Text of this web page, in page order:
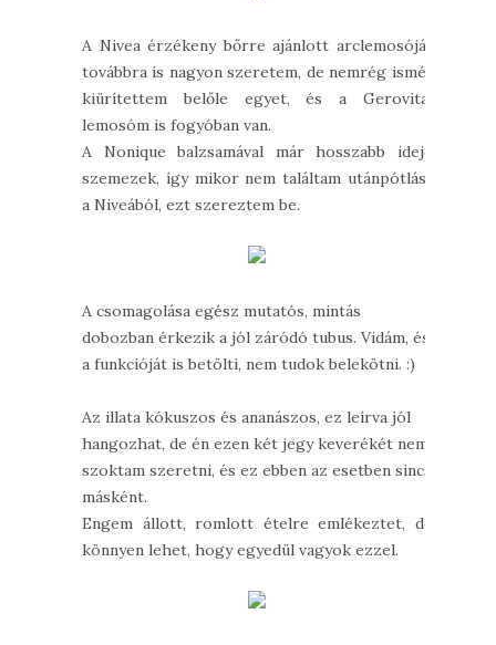
A Nivea érzékeny bőrre ajánlott arclemosóját
továbbra is nagyon szeretem, de nemrég ismét
kiürítettem belőle egyet, és a Gerovital
lemosóm is fogyóban van.
A Nonique balzsamával már hosszabb ideje
szemezek, így mikor nem találtam utánpótlást
a Niveából, ezt szereztem be.
A csomagolása egész mutatós, mintás
dobozban érkezik a jól záródó tubus. Vidám, és
a funkcióját is betölti, nem tudok belekötni. :)
Az illata kókuszos és ananászos, ez leírva jól
hangozhat, de én ezen két jegy keverékét nem
szoktam szeretni, és ez ebben az esetben sincs
másként.
Engem állott, romlott ételre emlékeztet, de
könnyen lehet, hogy egyedül vagyok ezzel.